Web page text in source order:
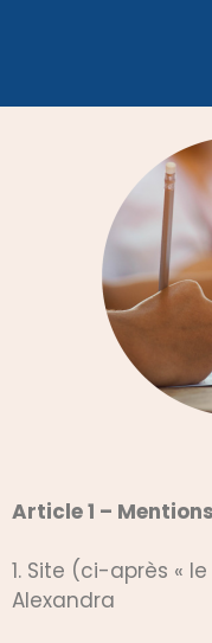
Article 1 –
1. Site (ci-après «
Alexandra